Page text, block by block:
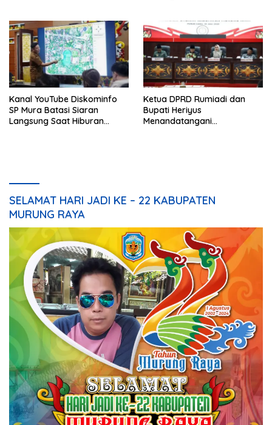
Kanal YouTube Diskominfo
SP Mura Batasi Siaran
Langsung Saat Hiburan
Ketua DPRD Rumiadi dan
Bupati Heriyus
Menandatangani
SELAMAT HARI JADI KE – 22 KABUPATEN
MURUNG RAYA